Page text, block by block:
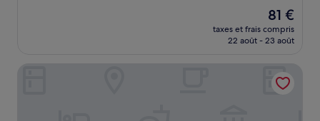
Le
nouveau
prix
de
81 €
81 €
taxes et frais compris
22 août - 23 août